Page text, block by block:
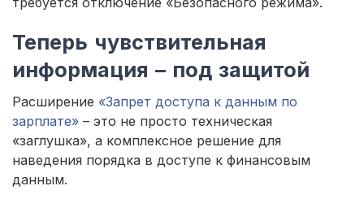
Теперь чувствительная
информация – под защитой
Расширение «Запрет доступа к данным по
зарплате» – это не просто техническая
«заглушка», а комплексное решение для
наведения порядка в доступе к финансовым
данным.